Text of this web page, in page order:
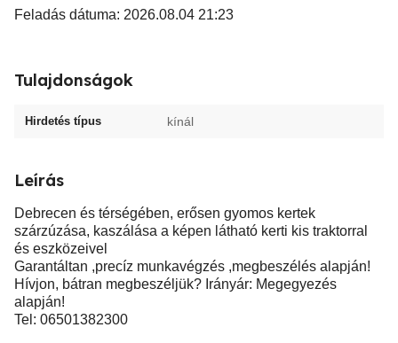
Feladás dátuma: 2026.08.04 21:23
Tulajdonságok
Hirdetés típus kínál
Leírás
Debrecen és térségében, erősen gyomos kertek
szárzúzása, kaszálása a képen látható kerti kis traktorral
és eszközeivel
Garantáltan ,precíz munkavégzés ,megbeszélés alapján!
Hívjon, bátran megbeszéljük? Irányár: Megegyezés
alapján!
Tel: 06501382300